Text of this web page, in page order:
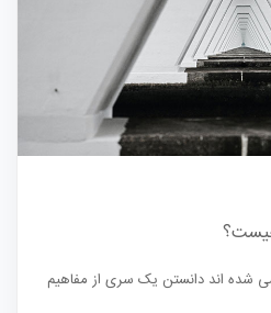
شده اند دانستن یک سری از مفاهیم